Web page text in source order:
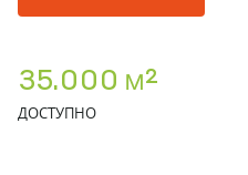
35.000 м²
ДОСТУПНО